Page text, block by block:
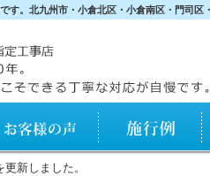
。北九州市・小倉北区・小倉南区・門司区
様の声
新しました。